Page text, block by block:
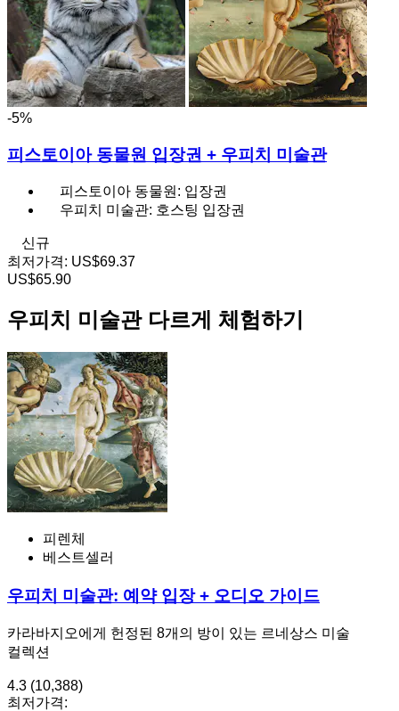
-5%
피스토이아 동물원 입장권 + 우피치 미술관
피스토이아 동물원: 입장권
우피치 미술관: 호스팅 입장권
신규
최저가격: US$69.37
US$65.90
우피치 미술관 다르게 체험하기
피렌체
베스트셀러
우피치 미술관: 예약 입장 + 오디오 가이드
카라바지오에게 헌정된 8개의 방이 있는 르네상스 미술
컬렉션
4.3 (10,388)
최저가격: